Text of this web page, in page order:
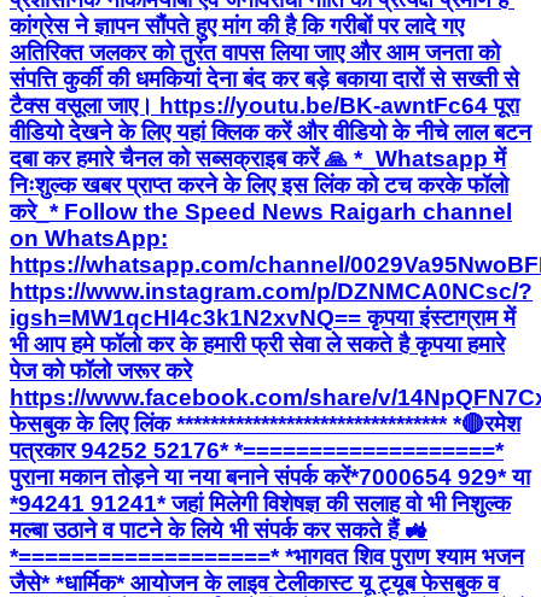
कांग्रेस ने ज्ञापन सौंपते हुए मांग की है कि गरीबों पर लादे गए
अतिरिक्त जलकर को तुरंत वापस लिया जाए और आम जनता को
संपत्ति कुर्की की धमकियां देना बंद कर बड़े बकाया दारों से सख्ती से
टैक्स वसूला जाए। https://youtu.be/BK-awntFc64 पूरा
वीडियो देखने के लिए यहां क्लिक करें और वीडियो के नीचे लाल बटन
दबा कर हमारे चैनल को सब्सक्राइब करें 🙏 *_Whatsapp में
निःशुल्क खबर प्राप्त करने के लिए इस लिंक को टच करके फॉलो
करे_* Follow the Speed News Raigarh channel
on WhatsApp:
https://whatsapp.com/channel/
https://www.instagram.com/p/DZNMCA0NCsc/?
igsh=MW1qcHI4c3k1N2xvNQ== कृपया इंस्टाग्राम में
भी आप हमे फॉलो कर के हमारी फ्री सेवा ले सकते है कृपया हमारे
पेज को फॉलो जरूर करे
https://www.facebook.com/share/v/
फेसबुक के लिए लिंक ******************************** *🔴रमेश
पत्रकार 94252 52176* *===================*
पुराना मकान तोड़ने या नया बनाने संपर्क करें*7000654 929* या
*94241 91241* जहां मिलेगी विशेषज्ञ की सलाह वो भी निशुल्क
मल्बा उठाने व पाटने के लिये भी संपर्क कर सकते हैं 🚜
*===================* *भागवत शिव पुराण श्याम भजन
जैसे* *धार्मिक* आयोजन के लाइव टेलीकास्ट यू ट्यूब फेसबुक व